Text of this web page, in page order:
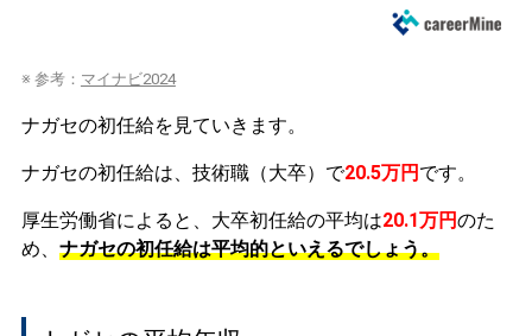
※ 参考： マイナビ2024
ナガセの初任給を見ていきます。
ナガセの初任給は、技術職（大卒）で20.5万円 です。
厚生労働省によると、大卒初任給の平均は20.1万円のた
め、 ナガセの初任給は平均的といえるでしょう。